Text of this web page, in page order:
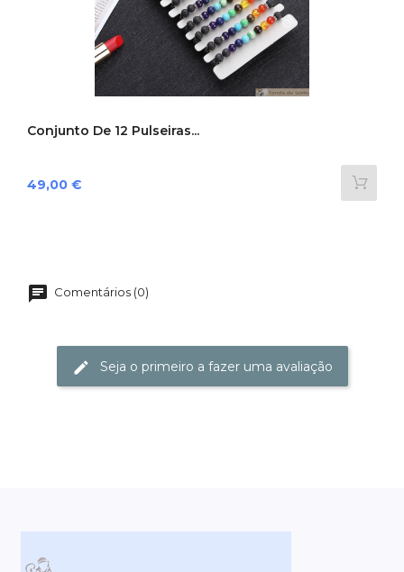
Conjunto De 12 Pulseiras...
Preço
49,00 €
Comentários (0)
Seja o primeiro a fazer uma avaliação